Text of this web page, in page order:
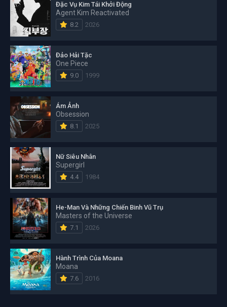
Đặc Vụ Kim Tái Khởi Động
Agent Kim Reactivated
8.2 2026
Đảo Hải Tặc
One Piece
9.0 1999
Ám Ảnh
Obsession
8.1 2025
Nữ Siêu Nhân
Supergirl
4.4 1984
He-Man Và Những Chiến Binh Vũ Trụ
Masters of the Universe
7.1 2026
Hành Trình Của Moana
Moana
7.6 2016